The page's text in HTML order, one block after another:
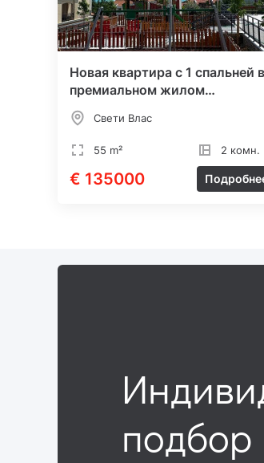
Новая квартира с 1 спальней в
премиальном жилом
комплексе у моря
Свети Влас
55 m² 2 комн.
€ 135000
подбор